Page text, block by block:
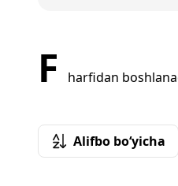
F harfidan
Alifbo bo‘yicha